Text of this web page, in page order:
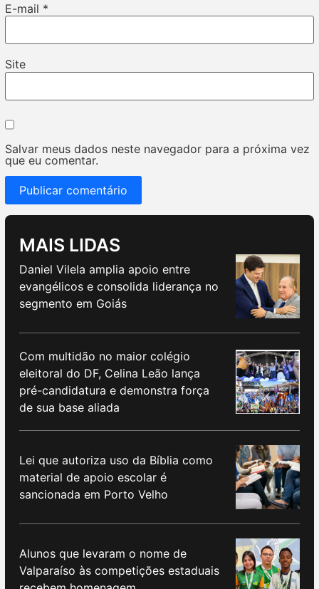
E-mail *
Site
Salvar meus dados neste navegador para a próxima vez
que eu comentar.
MAIS LIDAS
Daniel Vilela amplia apoio entre
evangélicos e consolida liderança no
segmento em Goiás
Com multidão no maior colégio
eleitoral do DF, Celina Leão lança
pré-candidatura e demonstra força
de sua base aliada
Lei que autoriza uso da Bíblia como
material de apoio escolar é
sancionada em Porto Velho
Alunos que levaram o nome de
Valparaíso às competições estaduais